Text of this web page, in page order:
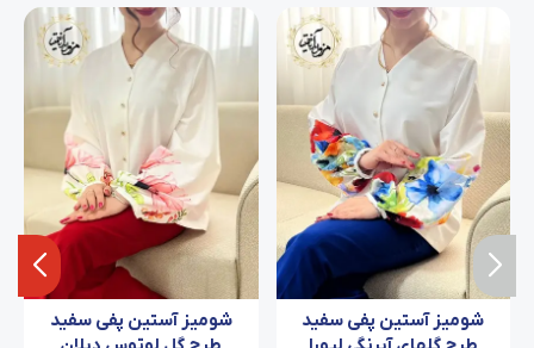
شومیز آستین پفی سفید
شومیز آستین پفی سفید